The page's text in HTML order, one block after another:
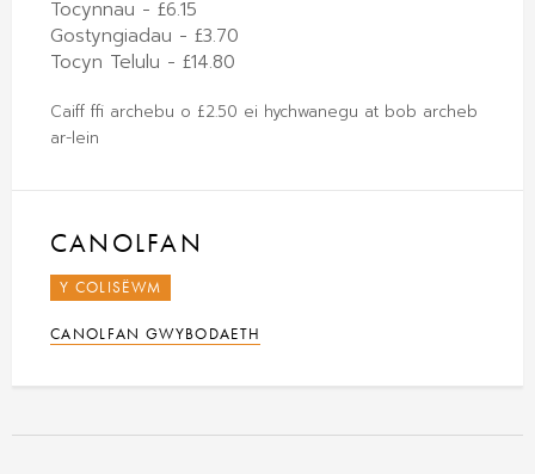
Tocynnau - £6.15
Gostyngiadau - £3.70
Tocyn Telulu - £14.80
Caiff ffi archebu o £2.50 ei hychwanegu at bob archeb
ar-lein
CANOLFAN
Y COLISËWM
CANOLFAN GWYBODAETH